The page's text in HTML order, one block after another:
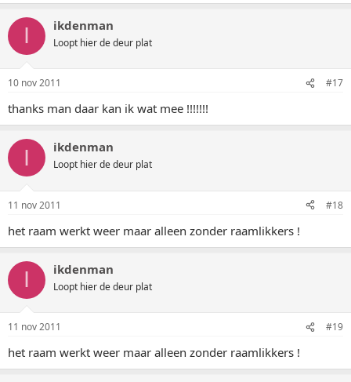
I ikdenman
Loopt hier de deur plat
10 nov 2011 #17
thanks man daar kan ik wat mee !!!!!!!
I ikdenman
Loopt hier de deur plat
11 nov 2011 #18
het raam werkt weer maar alleen zonder raamlikkers !
I ikdenman
Loopt hier de deur plat
11 nov 2011 #19
het raam werkt weer maar alleen zonder raamlikkers !